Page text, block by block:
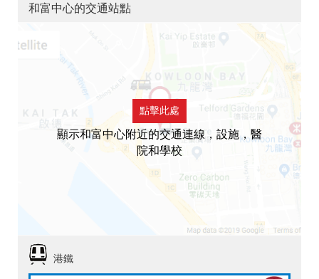
和富中心的交通站點
點擊此處
顯示和富中心附近的交通連線，設施，醫
院和學校
港鐵